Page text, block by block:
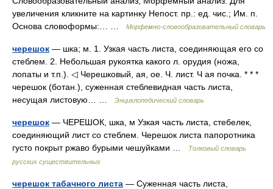
увеличения кликните на картинку Непост. пр.: ед. чис.; Им. п.
Основа словоформы:… …
Морфемно-словообразовательный словарь
черешок — шка; м. 1. Узкая часть листа, соединяющая его со
стеблем. 2. Небольшая рукоятка какого л. орудия (ножа,
лопаты и т.п.). ◁ Черешковый, ая, ое. Ч. лист. Ч ая почка. * * *
черешок (ботан.), суженная стеблевидная часть листа,
несущая листовую… …
Энциклопедический словарь
черешок — ЧЕРЕШОК, шка, м Узкая часть листа, стебелек,
соединяющий лист со стеблем. Черешок листа папоротника
густо покрыт ржаво бурыми чешуйками …
Толковый словарь
русских существительных
черешок табачного листа — Суженная часть листа,